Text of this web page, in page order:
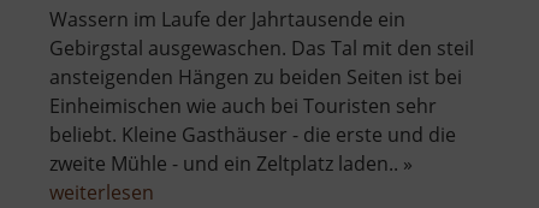
Wassern im Laufe der Jahrtausende ein
Gebirgstal ausgewaschen. Das Tal mit den steil
ansteigenden Hängen zu beiden Seiten ist bei
Einheimischen wie auch bei Touristen sehr
beliebt. Kleine Gasthäuser - die erste und die
zweite Mühle - und ein Zeltplatz laden.. »
weiterlesen